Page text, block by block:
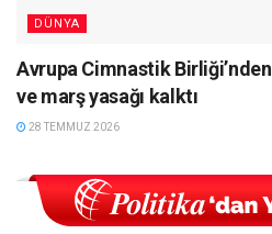
DÜNYA
Avrupa Cimnastik
ve marş yasağı kalktı
28 TEMMUZ 2026